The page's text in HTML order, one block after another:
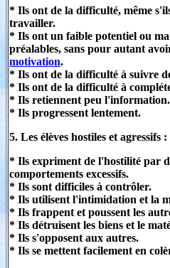
* Ils ont de la difficulté, même
travailler.
* Ils ont un faible potentiel ou
préalables, sans pour autant
motivation.
* Ils ont de la difficulté à suivre
* Ils ont de la difficulté à
* Ils retiennent peu l'information.
* Ils progressent lentement.
5. Les élèves hostiles et agressifs :
* Ils expriment de l'hostilité par
comportements excessifs.
* Ils sont difficiles à contrôler.
* Ils utilisent l'intimidation et la
* Ils frappent et poussent les
* Ils détruisent les biens et le
* Ils s'opposent aux autres.
* Ils se mettent facilement en